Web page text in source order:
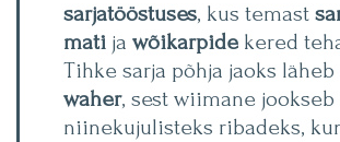
sarjatööstuses, kus temast
mati ja wõikarpide kered
Tihke sarja põhja jaoks
waher, sest wiimane
niinekujulisteks ribadeks,